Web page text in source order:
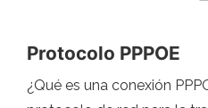
Protocolo PPPOE
¿Qué es una conexión